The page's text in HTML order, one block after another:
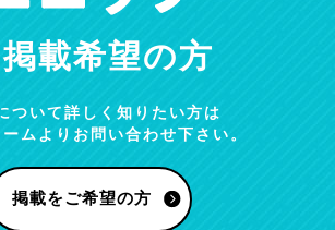
載希望の方
ついて詳しく知りたい方は
ムよりお問い合わせ下さい。
掲載をご希望の方